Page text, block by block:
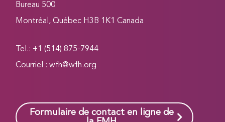
Bureau 500
Montréal, Québec H3B 1K1 Canada
Tel.: +1 (514) 875-7944
Courriel :wfh@wfh.org
Formulaire de contact en ligne de